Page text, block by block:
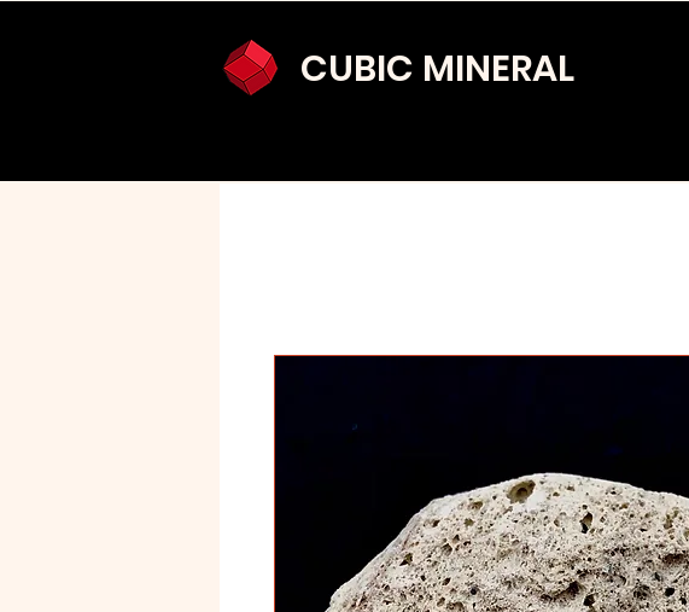
CUBIC MINERAL